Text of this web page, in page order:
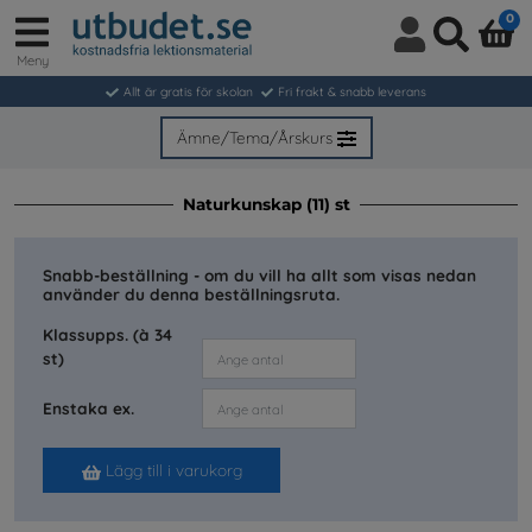
in
/
Meny
0
Allt är gratis för skolan Fri frakt & snabb leverans
Ämne/Tema/Årskurs
Naturkunskap (11) st
Snabb-beställning - om du vill ha allt som visas nedan
använder du denna beställningsruta.
Klassupps. (à 34
st)
Enstaka ex.
Lägg till i varukorg